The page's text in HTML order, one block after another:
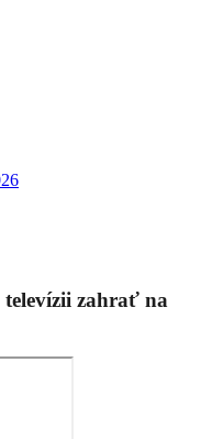
televízii zahrať na